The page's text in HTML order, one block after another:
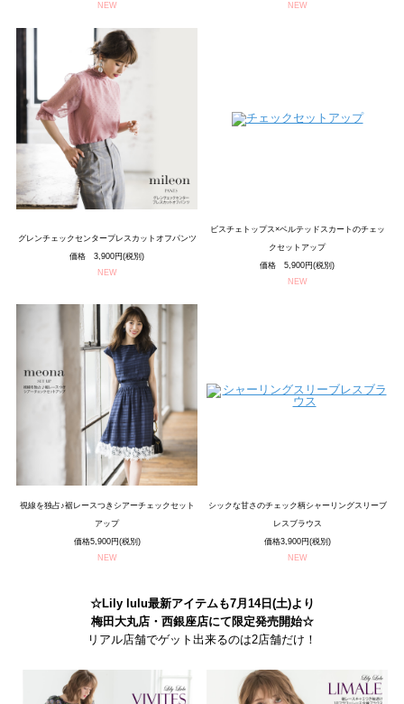
NEW
NEW
グレンチェックセンタープレスカットオフパンツ
価格 3,900円(税別)
NEW
ビスチェトップス×ベルテッドスカートのチェッ
クセットアップ
価格 5,900円(税別)
NEW
視線を独占♪裾レースつきシアーチェックセット
アップ
価格5,900円(税別)
NEW
シックな甘さのチェック柄シャーリングスリーブ
レスブラウス
価格3,900円(税別)
NEW
☆Lily lulu最新アイテムも7月14日(土)より
梅田大丸店・西銀座店にて限定発売開始☆
リアル店舗でゲット出来るのは2店舗だけ！